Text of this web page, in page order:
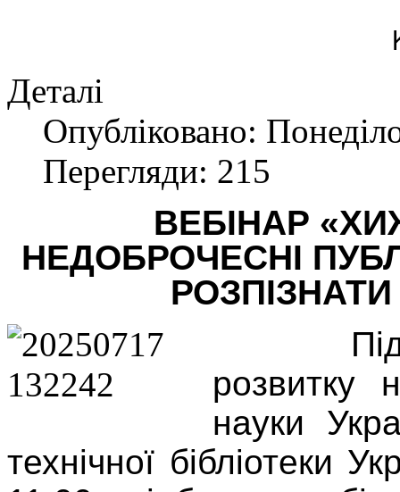
Деталі
Опубліковано:
Перегляди: 215
ВЕБІНАР
НЕДОБРОЧЕСНІ ПУ
розвитку
науки
технічної бібліотеки